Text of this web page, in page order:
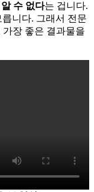
수 없다는 겁니다.
니다. 그래서 전문
장 좋은 결과물을